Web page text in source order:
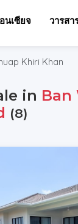
นเซียจ วารสา
Khiri Khan
in Ban
(8)